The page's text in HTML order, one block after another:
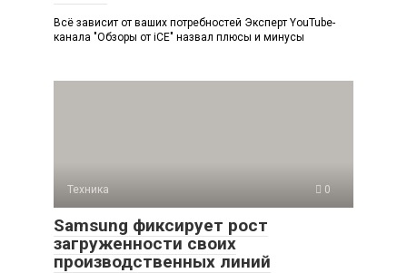
Всё зависит от ваших потребностей Эксперт YouTube-
канала "Обзоры от iCE" назвал плюсы и минусы
Техника 0
Samsung фиксирует рост
загруженности своих
производственных линий